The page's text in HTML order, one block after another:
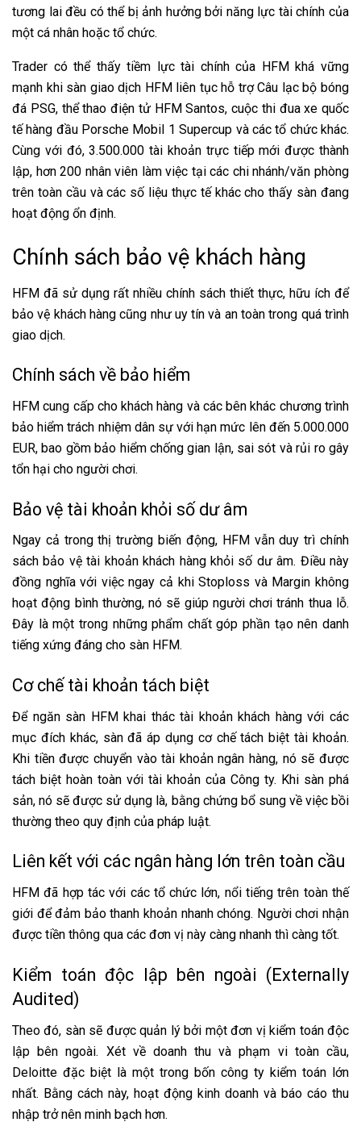
tương lai đều có thể bị ảnh hưởng bởi năng lực tài chính của
một cá nhân hoặc tổ chức.
Trader có thể thấy tiềm lực tài chính của HFM khá vững
mạnh khi sàn giao dịch HFM liên tục hỗ trợ Câu lạc bộ bóng
đá PSG, thể thao điện tử HFM Santos, cuộc thi đua xe quốc
tế hàng đầu Porsche Mobil 1 Supercup và các tổ chức khác.
Cùng với đó, 3.500.000 tài khoản trực tiếp mới được thành
lập, hơn 200 nhân viên làm việc tại các chi nhánh/văn phòng
trên toàn cầu và các số liệu thực tế khác cho thấy sàn đang
hoạt động ổn định.
Chính sách bảo vệ khách hàng
HFM đã sử dụng rất nhiều chính sách thiết thực, hữu ích để
bảo vệ khách hàng cũng như uy tín và an toàn trong quá trình
giao dịch.
Chính sách về bảo hiểm
HFM cung cấp cho khách hàng và các bên khác chương trình
bảo hiểm trách nhiệm dân sự với hạn mức lên đến 5.000.000
EUR, bao gồm bảo hiểm chống gian lận, sai sót và rủi ro gây
tổn hại cho người chơi.
Bảo vệ tài khoản khỏi số dư âm
Ngay cả trong thị trường biến động, HFM vẫn duy trì chính
sách bảo vệ tài khoản khách hàng khỏi số dư âm. Điều này
đồng nghĩa với việc ngay cả khi Stoploss và Margin không
hoạt động bình thường, nó sẽ giúp người chơi tránh thua lỗ.
Đây là một trong những phẩm chất góp phần tạo nên danh
tiếng xứng đáng cho sàn HFM.
Cơ chế tài khoản tách biệt
Để ngăn sàn HFM khai thác tài khoản khách hàng với các
mục đích khác, sàn đã áp dụng cơ chế tách biệt tài khoản.
Khi tiền được chuyển vào tài khoản ngân hàng, nó sẽ được
tách biệt hoàn toàn với tài khoản của Công ty. Khi sàn phá
sản, nó sẽ được sử dụng là, bằng chứng bổ sung về việc bồi
thường theo quy định của pháp luật.
Liên kết với các ngân hàng lớn trên toàn cầu
HFM đã hợp tác với các tổ chức lớn, nổi tiếng trên toàn thế
giới để đảm bảo thanh khoản nhanh chóng. Người chơi nhận
được tiền thông qua các đơn vị này càng nhanh thì càng tốt.
Kiểm toán độc lập bên ngoài (Externally
Audited)
Theo đó, sàn sẽ được quản lý bởi một đơn vị kiểm toán độc
lập bên ngoài. Xét về doanh thu và phạm vi toàn cầu,
Deloitte đặc biệt là một trong bốn công ty kiểm toán lớn
nhất. Bằng cách này, hoạt động kinh doanh và báo cáo thu
nhập trở nên minh bạch hơn.